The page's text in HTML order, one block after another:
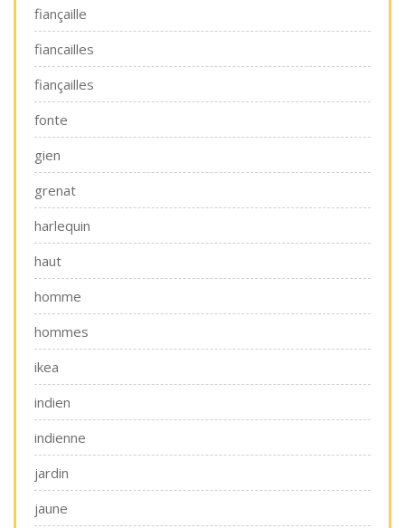
fiançaille
fiancailles
fiançailles
fonte
gien
grenat
harlequin
haut
homme
hommes
ikea
indien
indienne
jardin
jaune